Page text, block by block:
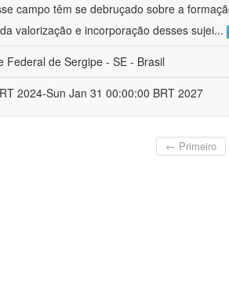
campo têm se debruçado sobre a
valorização e incorporação desses sujei...
Federal de Sergipe - SE - Brasil
2024-Sun Jan 31 00:00:00 BRT 2027
← Primeiro